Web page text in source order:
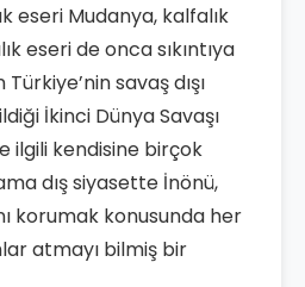
eseri Mudanya, kalfalık
eseri de onca sıkıntıya
savaş dışı
İkinci Dünya Savaşı
ilgili kendisine birçok
dış siyasette İnönü,
korumak konusunda her
atmayı bilmiş bir